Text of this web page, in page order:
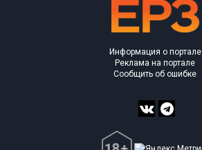
с продажами
Рейтинг ЕРЗ
Многоквартирных домов
Информация о портале
Реклама на портале
Сообщить об ошибке